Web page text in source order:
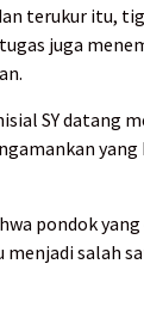
terukur itu,
juga
SY datang
pondok
menjadi salah